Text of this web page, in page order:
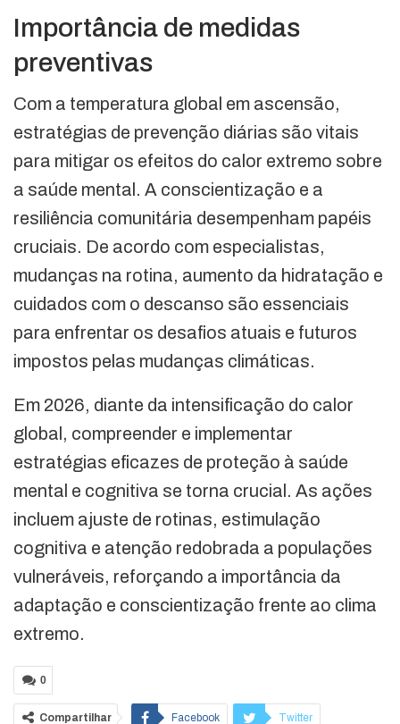
Importância de medidas
preventivas
Com a temperatura global em ascensão,
estratégias de prevenção diárias são vitais
para mitigar os efeitos do calor extremo sobre
a saúde mental. A conscientização e a
resiliência comunitária desempenham papéis
cruciais. De acordo com especialistas,
mudanças na rotina, aumento da hidratação e
cuidados com o descanso são essenciais
para enfrentar os desafios atuais e futuros
impostos pelas mudanças climáticas.
Em 2026, diante da intensificação do calor
global, compreender e implementar
estratégias eficazes de proteção à saúde
mental e cognitiva se torna crucial. As ações
incluem ajuste de rotinas, estimulação
cognitiva e atenção redobrada a populações
vulneráveis, reforçando a importância da
adaptação e conscientização frente ao clima
extremo.
0
Compartilhar Facebook Twitter